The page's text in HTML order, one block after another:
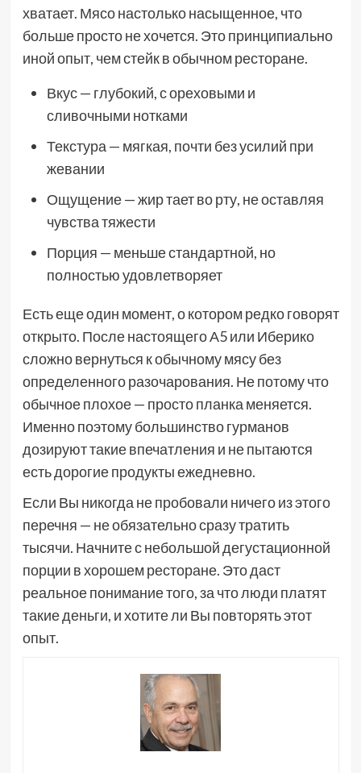
хватает. Мясо настолько насыщенное, что
больше просто не хочется. Это принципиально
иной опыт, чем стейк в обычном ресторане.
Вкус — глубокий, с ореховыми и
сливочными нотками
Текстура — мягкая, почти без усилий при
жевании
Ощущение — жир тает во рту, не оставляя
чувства тяжести
Порция — меньше стандартной, но
полностью удовлетворяет
Есть еще один момент, о котором редко говорят
открыто. После настоящего А5 или Иберико
сложно вернуться к обычному мясу без
определенного разочарования. Не потому что
обычное плохое — просто планка меняется.
Именно поэтому большинство гурманов
дозируют такие впечатления и не пытаются
есть дорогие продукты ежедневно.
Если Вы никогда не пробовали ничего из этого
перечня — не обязательно сразу тратить
тысячи. Начните с небольшой дегустационной
порции в хорошем ресторане. Это даст
реальное понимание того, за что люди платят
такие деньги, и хотите ли Вы повторять этот
опыт.